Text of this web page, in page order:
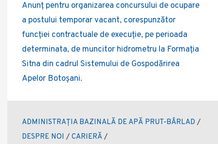
Anunț pentru organizarea concursului de ocupare
a postului temporar vacant, corespunzător
funcţiei contractuale de execuție, pe perioada
determinata, de muncitor hidrometru la Formația
Sitna din cadrul Sistemului de Gospodărirea
Apelor Botoșani.
ADMINISTRAȚIA BAZINALĂ DE APĂ PRUT-BÂRLAD /
DESPRE NOI / CARIERĂ /